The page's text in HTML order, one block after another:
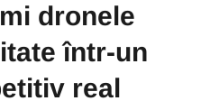
dronele
într-un
real